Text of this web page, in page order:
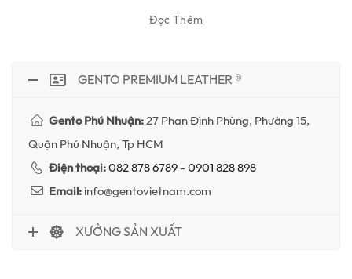
Đọc Thêm
GENTO PREMIUM LEATHER ®
Gento Phú Nhuận:27 Phan Đình Phùng, Phường 15,
Quận Phú Nhuận, Tp HCM
Điện thoại:082 878 6789-0901 828 898
Email:info@gentovietnam.com
XƯỞNG SẢN XUẤT